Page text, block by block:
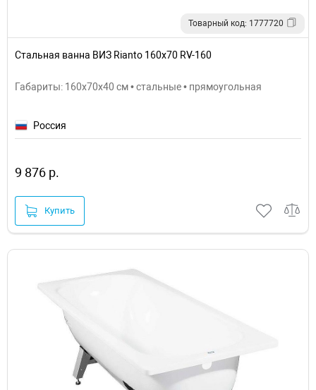
Товарный код: 1777720
Стальная ванна ВИЗ Rianto 160х70 RV-160
Габариты: 160x70x40 см • стальные • прямоугольная
Россия
9 876 р.
Купить